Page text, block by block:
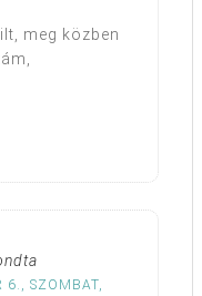
meg közben
6., SZOMBAT,